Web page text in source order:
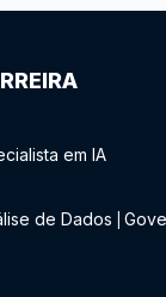
em IA
de Dados